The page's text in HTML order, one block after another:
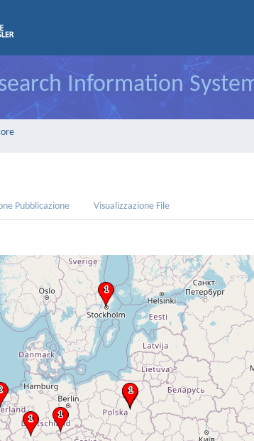
Information
Pubblicazione Visualizzazione File